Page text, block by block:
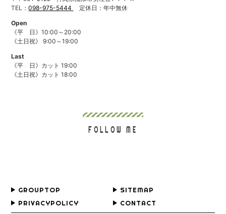
TEL：098-975-5444
定休日：年中無休
Open
《平 日》10:00～20:00
《土日祝》 9:00～19:00
Last
《平 日》カット 19:00
《土日祝》カット 18:00
FOLLOW ME
GROUPTOP
SITEMAP
PRIVACYPOLICY
CONTACT